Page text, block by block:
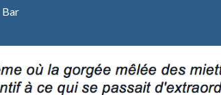
Bar